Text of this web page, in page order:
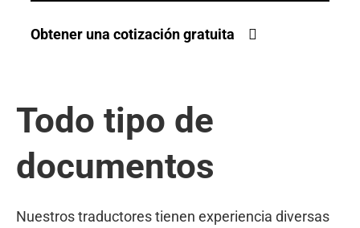
Obtener una cotización gratuita
Todo tipo de
documentos
Nuestros traductores tienen experiencia diversas